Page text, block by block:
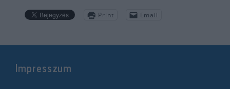
Print Email
Impresszum